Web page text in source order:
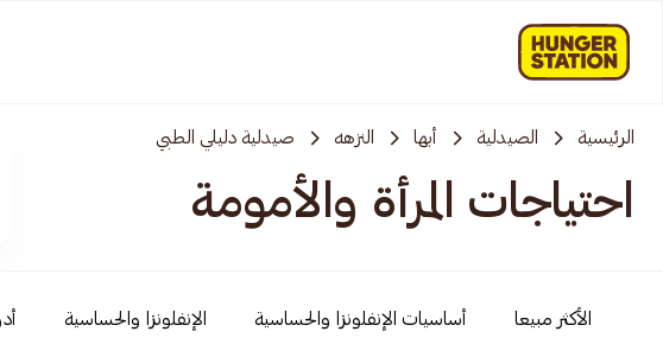
الرئيسية الصيدلية أبها النزهه صيدلية دليلي الطبي
احتياجات المرأة والأمومة
الأكثر مبيعا أساسيات الإنفلونزا والحساسية الإنفلونزا والحساسية